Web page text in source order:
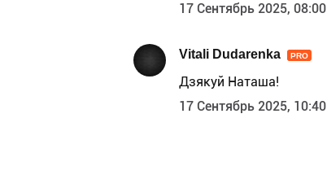
17 Сентябрь 2025, 08:00
Vitali Dudarenka PRO
Дзякуй Наташа!
17 Сентябрь 2025, 10:40